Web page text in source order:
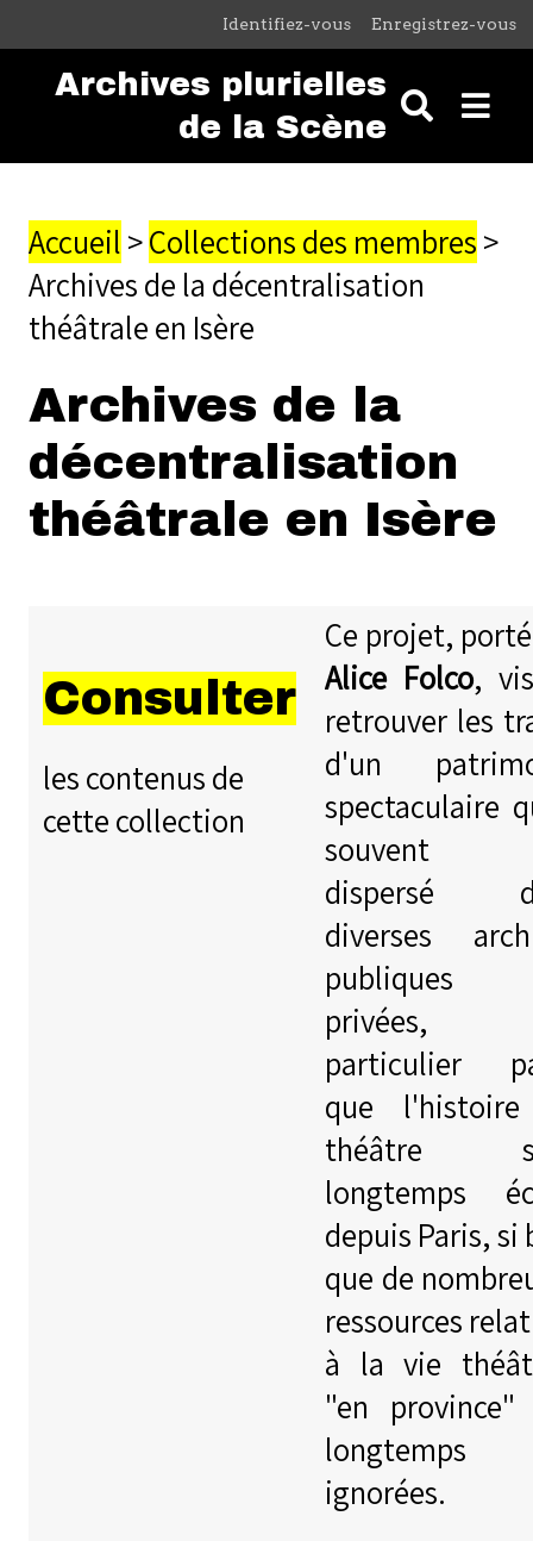
Passer au contenu principal
Identifiez-vous Enregistrez-vous
Archives plurielles
de la Scène
Accueil>Collections des membres>
Archives de la décentralisation
théâtrale en Isère
Archives de la
décentralisation
théâtrale en Isère
Consulter
les contenus de
cette collection
Ce projet,
Alice Folco,
retrouver les
d'un
spectaculaire
souvent
dispersé
diverses
privées,
particulier
que
théâtre
longtemps
depuis Paris, si
que de
ressources
à la vie
"en
longtemps
ignorées.